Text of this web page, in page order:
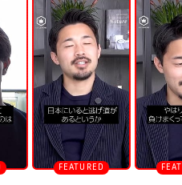
n
m
u
t
e